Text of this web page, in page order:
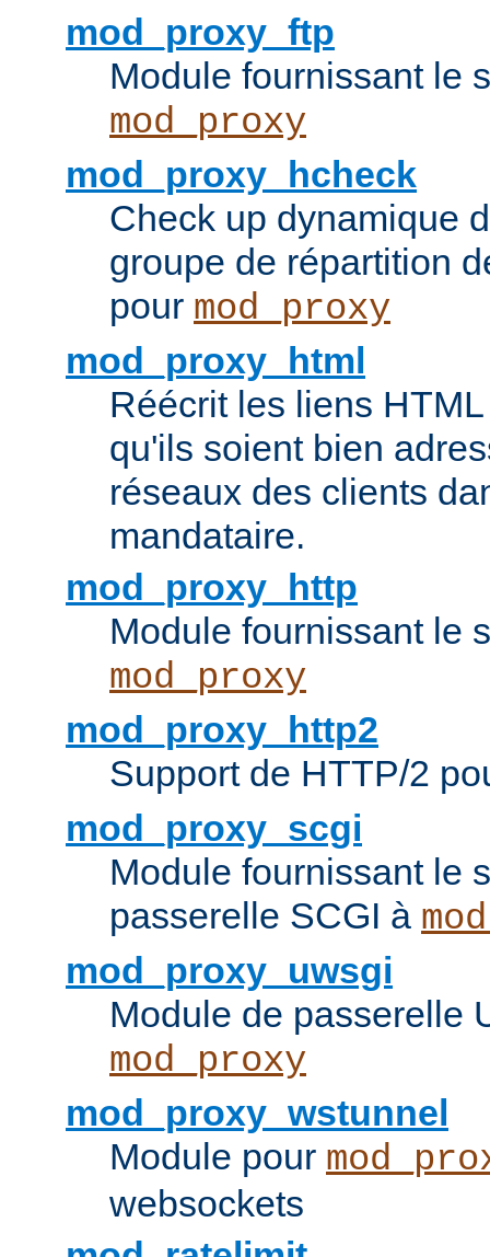
mod_proxy_ftp
Module fournissant le
mod_proxy
mod_proxy_hcheck
Check up dynamique
groupe de répartition
pour mod_proxy
mod_proxy_html
Réécrit les liens
qu'ils soient bien
réseaux des clients
mandataire.
mod_proxy_http
Module fournissant le
mod_proxy
mod_proxy_http2
Support de HTTP/2
mod_proxy_scgi
Module fournissant le
passerelle SCGI à
mod_proxy_uwsgi
Module de passerelle
mod_proxy
mod_proxy_wstunnel
Module pour
websockets